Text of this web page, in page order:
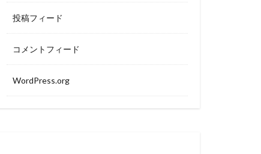
投稿フィード
コメントフィード
WordPress.org